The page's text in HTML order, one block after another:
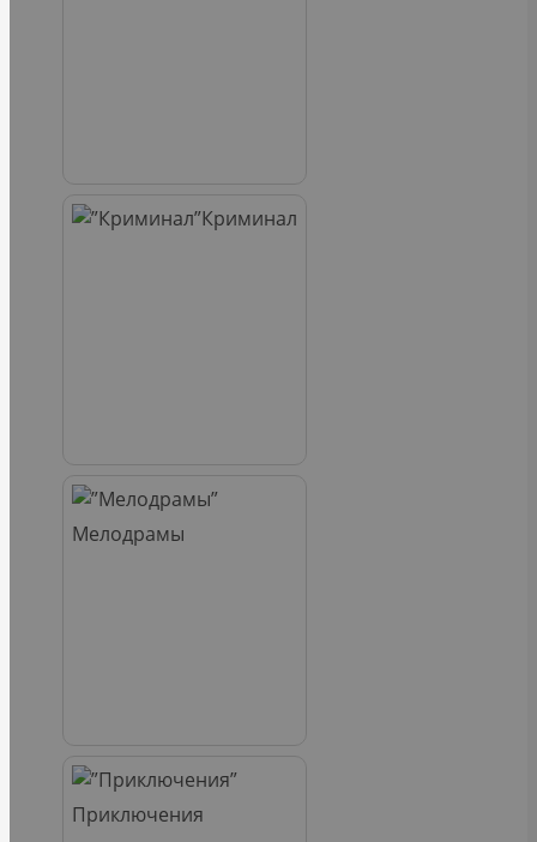
Криминал
Мелодрамы
Приключения